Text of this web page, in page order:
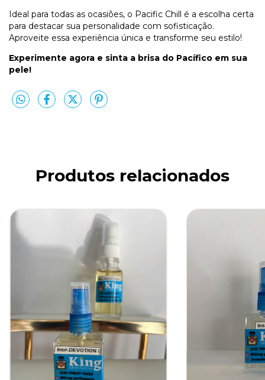
Ideal para todas as ocasiões, o Pacific Chill é a escolha certa
para destacar sua personalidade com sofisticação.
Aproveite essa experiência única e transforme seu estilo!
Experimente agora e sinta a brisa do Pacífico em sua
pele!
Produtos relacionados